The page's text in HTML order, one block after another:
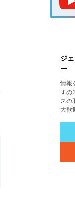
ジ
ー
情報
すの
スの
大歓